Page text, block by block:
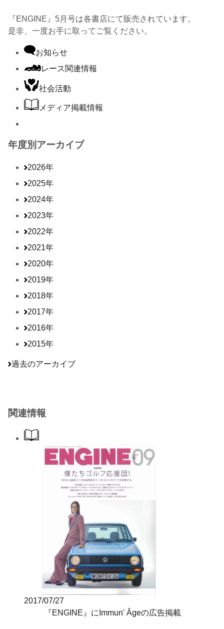
『ENGINE』5月号は各書店にて販売されています。
是非、一度お手に取ってご覧ください。
お知らせ
レース関連情報
社会活動
メディア掲載情報
年度別アーカイブ
2026年
2025年
2024年
2023年
2022年
2021年
2020年
2019年
2018年
2017年
2016年
2015年
過去のアーカイブ
関連情報
2017/07/27
『ENGINE』にImmun' Âgeの広告掲載